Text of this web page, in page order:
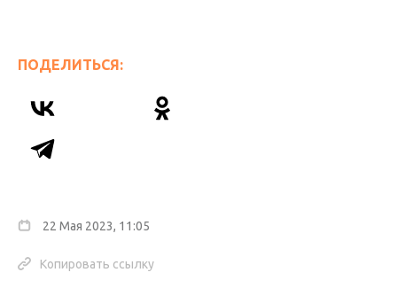
ПОДЕЛИТЬСЯ:
22 Мая 2023, 11:05
Копировать ссылку